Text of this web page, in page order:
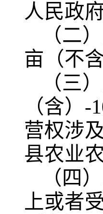
人民政
（二
亩（不
（三
（含）
营权涉
县农业
（四
上或者